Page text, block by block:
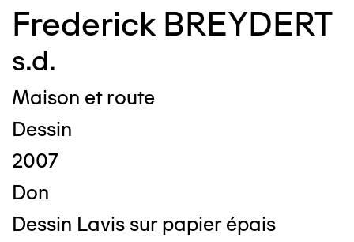
Frederick BREYDERT
s.d.
Maison et route
Dessin
2007
Don
Dessin Lavis sur papier épais